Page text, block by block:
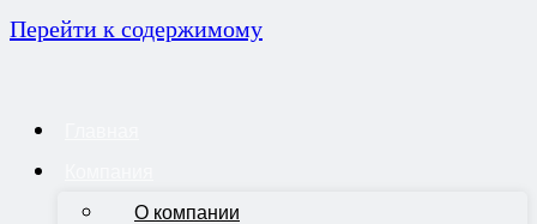
Перейти к содержимому
О компании